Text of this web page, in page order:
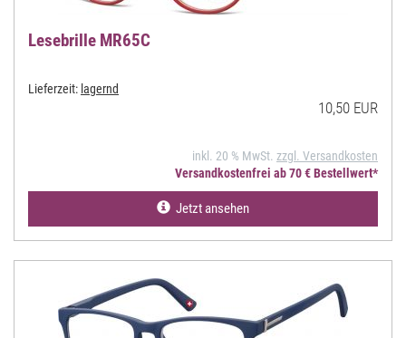
Lesebrille MR65C
Lieferzeit: lagernd
10,50 EUR
inkl. 20 % MwSt. zzgl. Versandkosten
Versandkostenfrei ab 70 € Bestellwert*
Jetzt ansehen